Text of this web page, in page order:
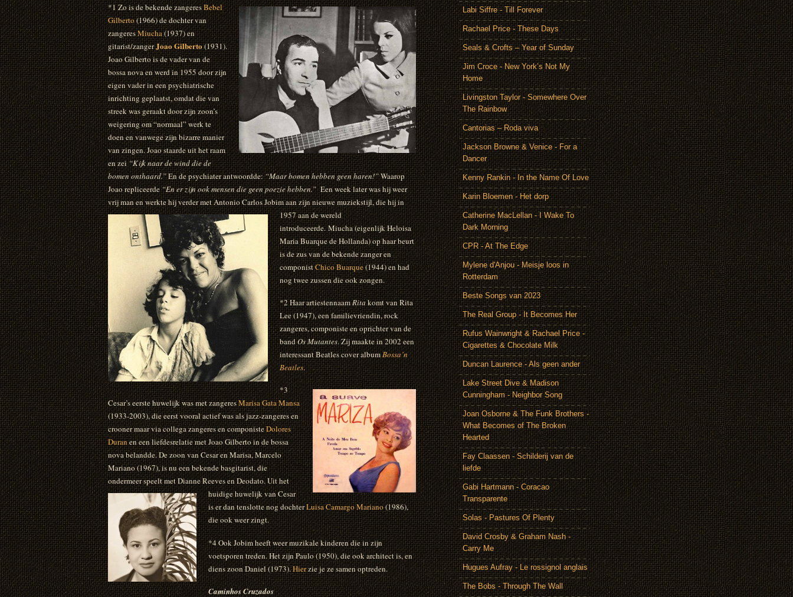
*1 Zo is de bekende zangeresBebel
Gilberto (1966) de dochter van
zangeresMiucha(1937) en
gitarist/zangerJoao Gilberto(1931).
Joao Gilberto is de vader van de
bossa nova en werd in 1955 door zijn
eigen vader in een psychiatrische
inrichting geplaatst, omdat die van
streek was geraakt door zijn zoon’s
weigering om “normaal” werk te
doen en vanwege zijn bizarre manier
van zingen. Joao staarde uit het raam
en zei “Kijk naar de wind die de
bomen onthaard.”En de psychiater antwoordde:“Maar bomen hebben geen haren!”Waarop
Joao repliceerde“En er zijn ook mensen die geen poezie hebben.”Een week later was hij weer
vrij man en werkte hij verder met Antonio Carlos Jobim aan zijn nieuwe muziekstijl,die hij in
1957 aan de wereld
introduceerde. Miucha (eigenlijk Heloisa
Maria Buarque de Hollanda) op haar beurt
is de zus van de bekende zanger en
componistChico Buarque(1944) en had
nog twee zussen die ook zongen.
*2 Haar artiestennaamRitakomt van Rita
Lee (1947), een familievriendin, rock
zangeres, componiste en oprichter van de
bandOs Mutantes. Zij maakte in 2002 een
interessant Beatles cover albumBossa’n
Beatles.
*3
Cesar’s eerste huwelijk was met zangeresMarisa Gata Mansa
(1933-2003), die eerst vooral actief was als jazz-zangeres en
crooner maar via collega zangeres en componisteDolores
Duranen een liefdesrelatie met Joao Gilberto in de bossa
nova belandde. De zoon van Cesar en Marisa, Marcelo
Mariano (1967), is nu een bekende basgitarist, die
ondermeer speelt met Dianne Reeves en Deodato.Uit het
huidige huwelijk van Cesar
is er dan tenslotte nog dochterLuisa Camargo Mariano(1986),
die ook weer zingt.
*4 Ook Jobim heeft weer muzikale kinderen die in zijn
voetsporen treden. Het zijn Paulo (1950), die ook architect is, en
diens zoon Daniel (1973).Hierzie je ze samen optreden.
Caminhos Cruzados
Labi Siffre - Till Forever
Rachael Price - These Days
Seals & Crofts – Year of Sunday
Jim Croce - New York’s Not My
Home
Livingston Taylor - Somewhere Over
The Rainbow
Cantorias – Roda viva
Jackson Browne & Venice - For a
Dancer
Kenny Rankin - In the Name Of Love
Karin Bloemen - Het dorp
Catherine MacLellan - I Wake To
Dark Morning
CPR - At The Edge
Mylene d'Anjou - Meisje loos in
Rotterdam
Beste Songs van 2023
The Real Group - It Becomes Her
Rufus Wainwright & Rachael Price -
Cigarettes & Chocolate Milk
Duncan Laurence - Als geen ander
Lake Street Dive & Madison
Cunningham - Neighbor Song
Joan Osborne & The Funk Brothers -
What Becomes of The Broken
Hearted
Fay Claassen - Schilderij van de
liefde
Gabi Hartmann - Coracao
Transparente
Solas - Pastures Of Plenty
David Crosby & Graham Nash -
Carry Me
Hugues Aufray - Le rossignol anglais
The Bobs - Through The Wall